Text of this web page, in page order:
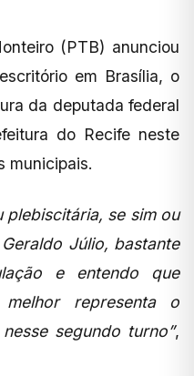
(PTB) anunciou
em Brasília, o
da deputada federal
do Recife neste
municipais.
plebiscitária, se sim ou
Júlio, bastante
e entendo que
representa o
segundo turno”,